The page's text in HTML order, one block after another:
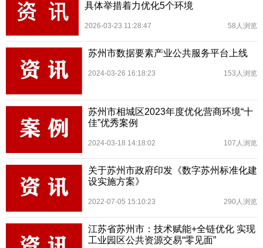
具体举措着力优化5个环境
2026-03-23 11:28:47 58人浏览
苏州市数据要素产业公共服务平台上线
2024-03-26 16:18:23 153人浏览
苏州市相城区2023年度优化营商环境“十
佳”优秀案例
2024-03-18 14:18:02 107人浏览
关于苏州市政府印发《数字苏州标准化建
设实施方案》
2022-07-05 15:10:23 290人浏览
江苏省苏州市：技术赋能+全链优化 实现
工业园区公共资源交易“零见面”